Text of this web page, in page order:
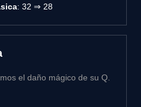
: 32 ⇒ 28
el daño mágico de su Q.